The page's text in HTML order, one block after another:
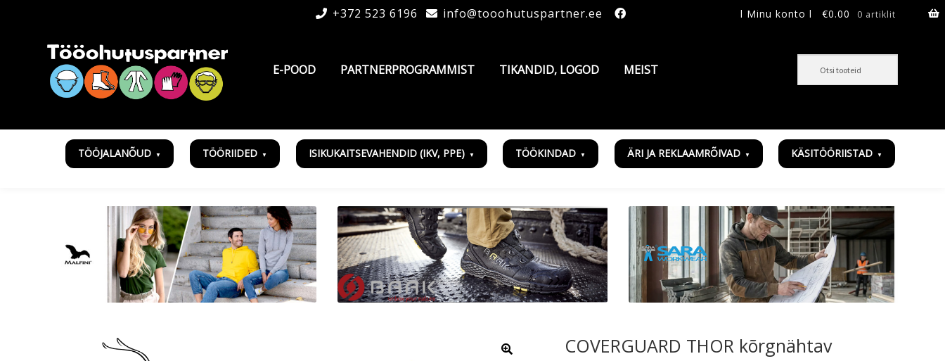
€0.00 0 artiklit
+372 523 6196 info@tooohutuspartner.ee l Minu konto l
E-POOD PARTNERPROGRAMMIST TIKANDID, LOGOD MEIST
TÖÖJALANÕUD TÖÖRIIDED ISIKUKAITSEVAHENDID (IKV, PPE) TÖÖKINDAD ÄRI JA REKLAAMRÕIVAD KÄSITÖÖRIISTAD
COVERGUARD THOR kõrgnähtav